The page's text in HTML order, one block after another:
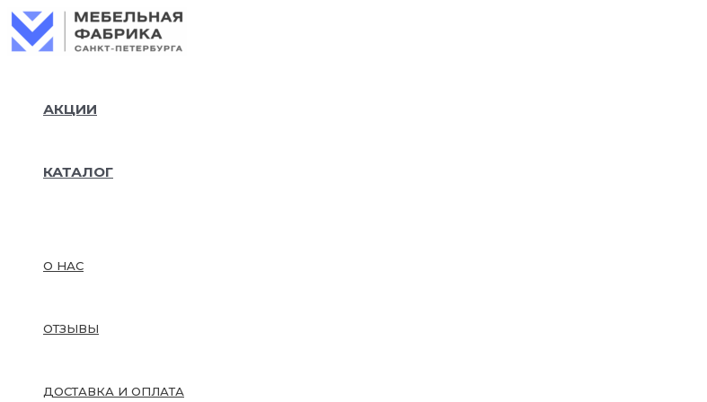
Перейти
к
АКЦИИ
КАТАЛОГ
О НАС
ОТЗЫВЫ
ДОСТАВКА И ОПЛАТА